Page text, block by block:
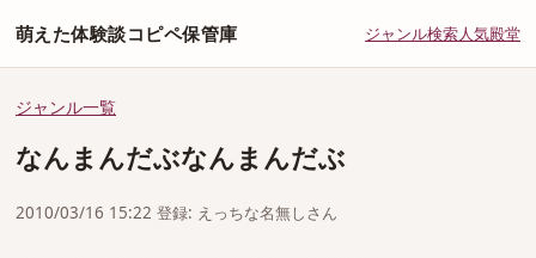
萌えた体験談コピペ保管庫 ジャンル検索人気殿堂
ジャンル一覧
なんまんだぶなんまんだぶ
2010/03/16 15:22 登録: えっちな名無しさん